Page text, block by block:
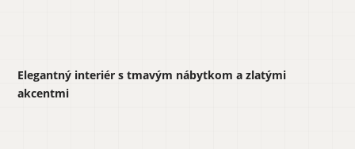
Elegantný interiér s tmavým nábytkom a zlatými
akcentmi